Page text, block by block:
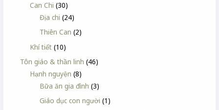
Can Chi (30)
Địa chi (24)
Thiên Can (2)
Khí tiết (10)
Tôn giáo & thần linh (46)
Hạnh nguyện (8)
Bữa ăn gia đình (3)
Giáo dục con người (1)